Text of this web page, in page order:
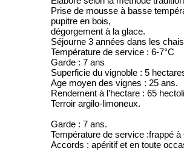
Prise de mousse à basse
pupitre en bois,
dégorgement à la glace.
Séjourne 3 années dans les
Température de service : 6-7°C
Garde : 7 ans
Superficie du vignoble : 5
Age moyen des vignes : 25 ans.
Rendement à l’hectare : 65
Terroir argilo-limoneux.
Garde : 7 ans.
Température de service :frappé à
Accords : apéritif et en toute